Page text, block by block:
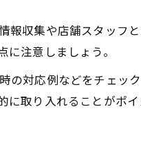
報収集や店舗スタッフ
注意しましょう。
の対応例などをチェッ
取り入れることがポイ